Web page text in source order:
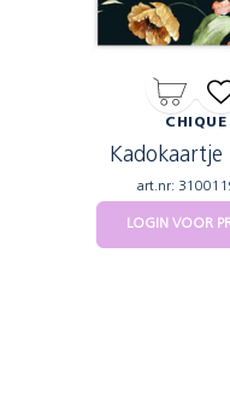
CHIQUE
Kadokaartje
art.nr:
LOGIN VOOR